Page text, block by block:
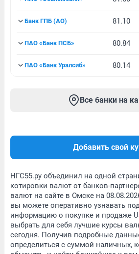
Банк ГПБ (АО) 81.10
ПАО «Банк ПСБ» 80.84
ПАО «Банк Уралсиб» 80.14
Все банки на
Добавить свой
НГС55.ру объединил на одной
котировки валют от банков-
валют на сайте в Омске на
вы можете оперативно узнавать
информацию о покупке и продаже
выбрать для себя лучшие курсы
сегодня. Получив подробные
определиться с суммой наличных,